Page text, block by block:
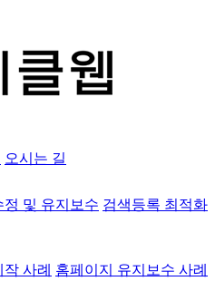
오시는 길
정 및 유지보수 검색등록 최적화
사례 홈페이지 유지보수 사례